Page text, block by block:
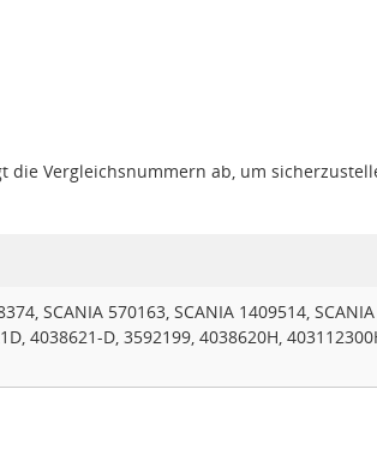
Vergleichsnummern ab, um
SCANIA 570163, SCANIA 1409514,
4038621-D, 3592199, 4038620H,